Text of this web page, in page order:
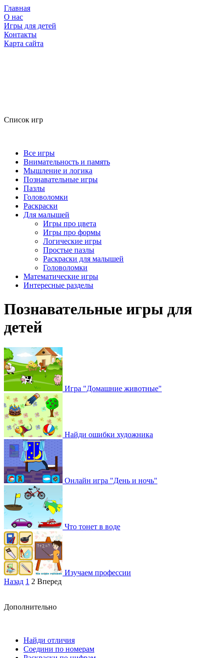
Главная
О нас
Игры для детей
Контакты
Карта сайта
Список игр
Все игры
Внимательность и память
Мышление и логика
Познавательные игры
Пазлы
Головоломки
Раскраски
Для малышей
Игры про цвета
Игры про формы
Логические игры
Простые пазлы
Раскраски для малышей
Головоломки
Математические игры
Интересные разделы
Познавательные игры для
детей
Игра "Домашние животные"
Найди ошибки художника
Онлайн игра "День и ночь"
Что тонет в воде
Изучаем профессии
Назад 1 2 Вперед
Дополнительно
Найди отличия
Соедини по номерам